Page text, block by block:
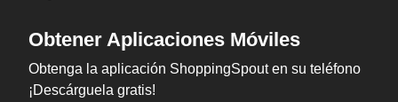
Obtener Aplicaciones Móviles
Obtenga la aplicación ShoppingSpout en su teléfono
¡Descárguela gratis!